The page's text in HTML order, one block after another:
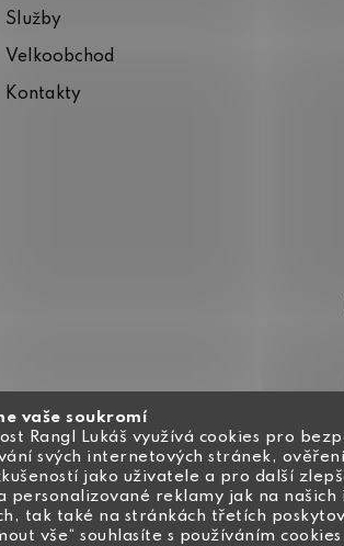
vaše soukromí
Rangl Lukáš využívá cookies pro
svých internetových stránek,
jako uživatele a pro další
personalizované reklamy jak na
tak také na stránkách třetích
vše“ souhlasíte s používáním
Služby
Velkoobchod
Kontakty